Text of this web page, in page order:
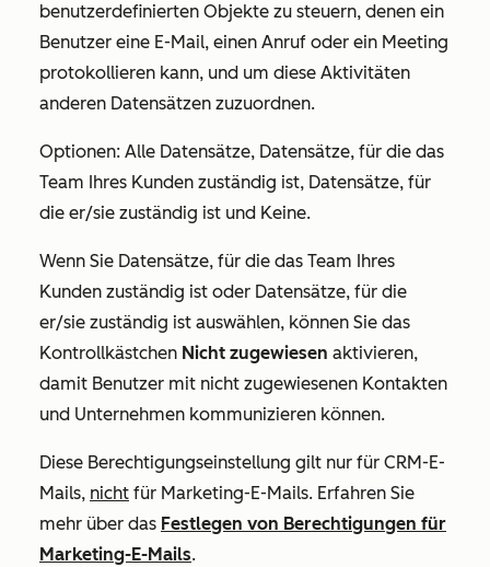
benutzerdefinierten Objekte zu steuern, denen ein
Benutzer eine E-Mail, einen Anruf oder ein Meeting
protokollieren kann, und um diese Aktivitäten
anderen Datensätzen zuzuordnen.
Optionen: Alle Datensätze, Datensätze, für die das
Team Ihres Kunden zuständig ist, Datensätze, für
die er/sie zuständig ist und Keine.
Wenn Sie Datensätze, für die das Team Ihres
Kunden zuständig ist oder Datensätze, für die
er/sie zuständig ist auswählen, können Sie das
Kontrollkästchen Nicht zugewiesen aktivieren,
damit Benutzer mit nicht zugewiesenen Kontakten
und Unternehmen kommunizieren können.
Diese Berechtigungseinstellung gilt nur für CRM-E-
Mails, nicht für Marketing-E-Mails. Erfahren Sie
mehr über das Festlegen von Berechtigungen für
Marketing-E-Mails.